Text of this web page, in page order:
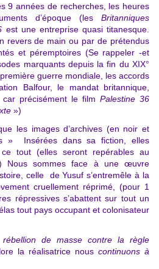
9 années de recherches, les heures
d’époque (les Britanniques
est une entreprise quasi titanesque.
revers de main ou par de prétendus
et péremptoires (Se rappeler -et
marquants depuis la fin du XIX°
guerre mondiale, les accords
Balfour, le mandat britannique,
précisément le film Palestine 36
»)
les images d’archives (en noir et
» Insérées dans sa fiction, elles
tout (elles seront repérables au
Nous sommes face à une œuvre
celle de Yusuf s’entremêle à la
cruellement réprimé, (pour 1
répressives s’abattent sur tout un
tout pays occupant et colonisateur
rébellion de masse contre la règle
la réalisatrice nous continuons à